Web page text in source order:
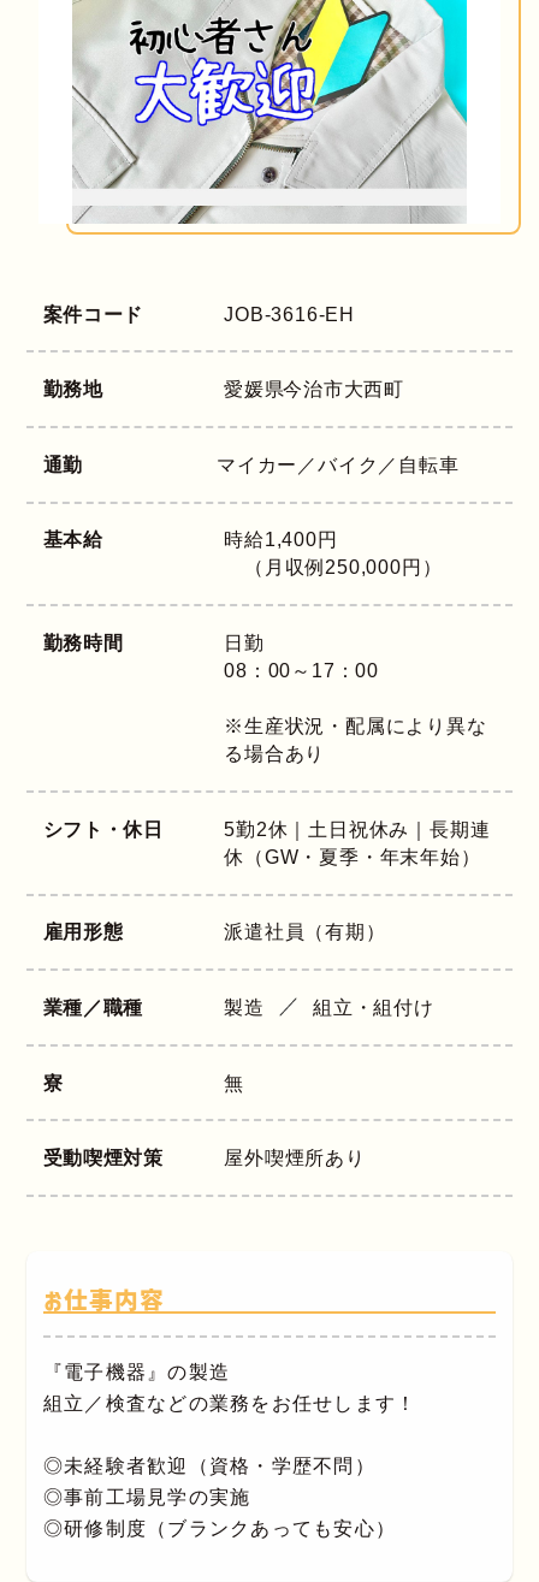
案件コード JOB-3616-EH
勤務地 愛媛県今治市大西町
通勤 マイカー／バイク／自転車
基本給
時給1,400円
（月収例250,000円）
勤務時間
日勤
08：00～17：00
※生産状況・配属により異な
る場合あり
シフト・休日
5勤2休｜土日祝休み｜長期連
休（GW・夏季・年末年始）
雇用形態 派遣社員（有期）
業種／職種 製造 組立・組付け
寮 無
受動喫煙対策 屋外喫煙所あり
お仕事内容
『電子機器』の製造
組立／検査などの業務をお任せします！
◎未経験者歓迎（資格・学歴不問）
◎事前工場見学の実施
◎研修制度（ブランクあっても安心）